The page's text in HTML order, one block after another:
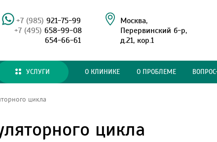
+7 (985) 921-75-99
+7 (495) 658-99-08
654-66-61
Москва,
Перервинский б-р,
д.21, кор.1
УСЛУГИ О КЛИНИКЕ О ПРОБЛЕМЕ
цикла
цикла